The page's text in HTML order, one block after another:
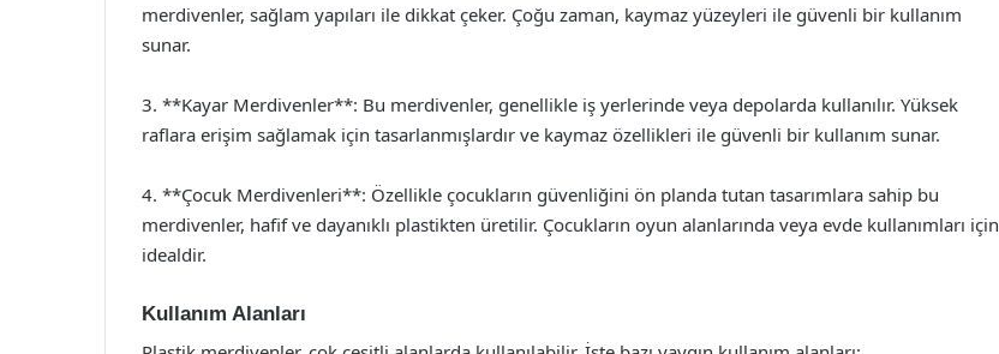
merdivenler, sağlam yapıları ile dikkat çeker. Çoğu zaman, kaymaz yüzeyleri ile güvenli bir kullanım
sunar.
3. **Kayar Merdivenler**: Bu merdivenler, genellikle iş yerlerinde veya depolarda kullanılır. Yüksek
raflara erişim sağlamak için tasarlanmışlardır ve kaymaz özellikleri ile güvenli bir kullanım sunar.
4. **Çocuk Merdivenleri**: Özellikle çocukların güvenliğini ön planda tutan tasarımlara sahip bu
merdivenler, hafif ve dayanıklı plastikten üretilir. Çocukların oyun alanlarında veya evde kullanımları için
idealdir.
Kullanım Alanları